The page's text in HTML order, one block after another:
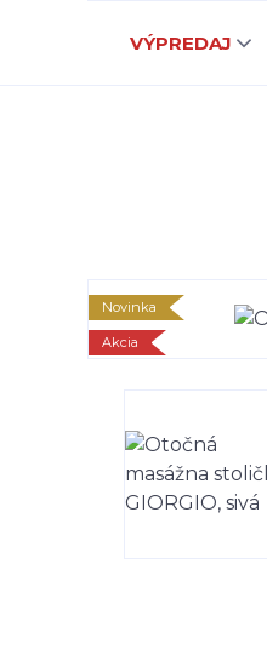
VÝPREDAJ
Novinka
Akcia